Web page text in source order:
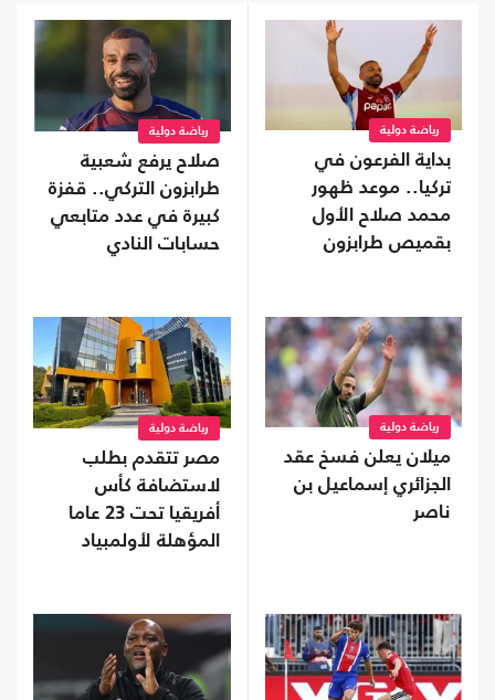
رياضة دولية
بداية الفرعون في
تركيا.. موعد ظهور
محمد صلاح الأول
بقميص طرابزون
رياضة دولية
صلاح يرفع شعبية
طرابزون التركي.. قفزة
كبيرة في عدد متابعي
حسابات النادي
رياضة دولية
ميلان يعلن فسخ عقد
الجزائري إسماعيل بن
ناصر
رياضة دولية
مصر تتقدم بطلب
لاستضافة كأس
أفريقيا تحت 23 عاما
المؤهلة لأولمبياد